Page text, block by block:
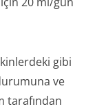
gibi
ve
tarafından